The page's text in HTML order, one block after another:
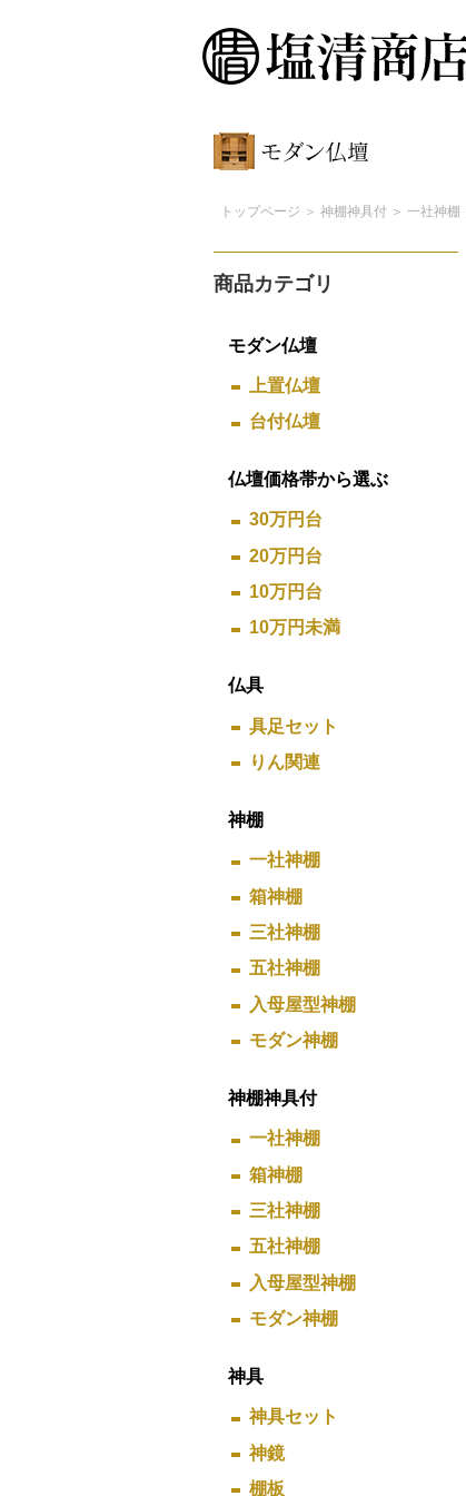
トップページ ＞ 神棚神具付 ＞ 一社神棚
商品カテゴリ
モダン仏壇
上置仏壇
台付仏壇
仏壇価格帯から選ぶ
30万円台
20万円台
10万円台
10万円未満
仏具
具足セット
りん関連
神棚
一社神棚
箱神棚
三社神棚
五社神棚
入母屋型神棚
モダン神棚
神棚神具付
一社神棚
箱神棚
三社神棚
五社神棚
入母屋型神棚
モダン神棚
神具
神具セット
神鏡
棚板